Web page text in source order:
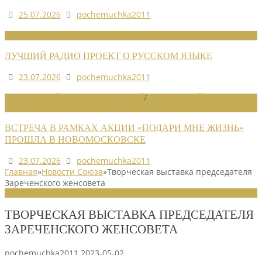
25.07.2026
pochemuchka2011
ЛУЧШИЙ РАДИО ПРОЕКТ О РУССКОМ ЯЗЫКЕ
23.07.2026
pochemuchka2011
/
ВСТРЕЧА В РАМКАХ АКЦИИ «ПОДАРИ МНЕ ЖИЗНЬ»
ПРОШЛА В НОВОМОСКОВСКЕ
23.07.2026
pochemuchka2011
Главная»Новости Союза»Творческая выставка председателя
Зареченского женсовета
ТВОРЧЕСКАЯ ВЫСТАВКА ПРЕДСЕДАТЕЛЯ
ЗАРЕЧЕНСКОГО ЖЕНСОВЕТА